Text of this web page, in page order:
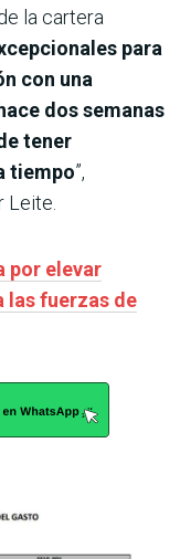
la cartera
para
con una
dos semanas
tener
tiempo”,
Leite.
por elevar
las fuerzas de